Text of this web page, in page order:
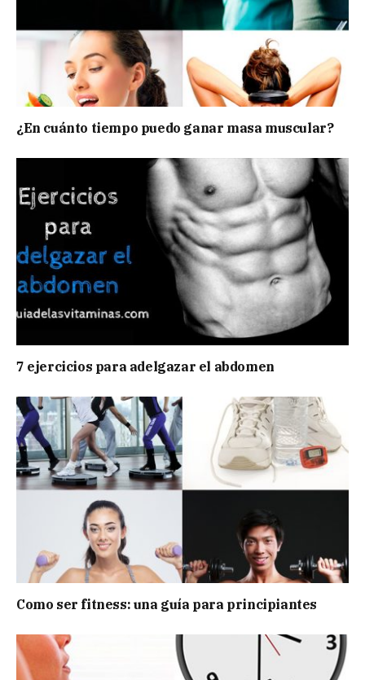
¿En cuánto tiempo puedo ganar masa muscular?
7 ejercicios para adelgazar el abdomen
Como ser fitness: una guía para principiantes